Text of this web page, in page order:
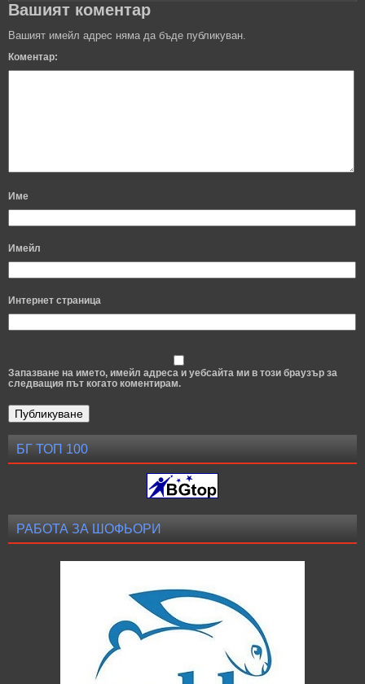
Вашият коментар
Вашият имейл адрес няма да бъде публикуван.
Коментар:
Име
Имейл
Интернет страница
Запазване на името, имейл адреса и уебсайта ми в този браузър за
следващия път когато коментирам.
БГ ТОП 100
РАБОТА ЗА ШОФЬОРИ